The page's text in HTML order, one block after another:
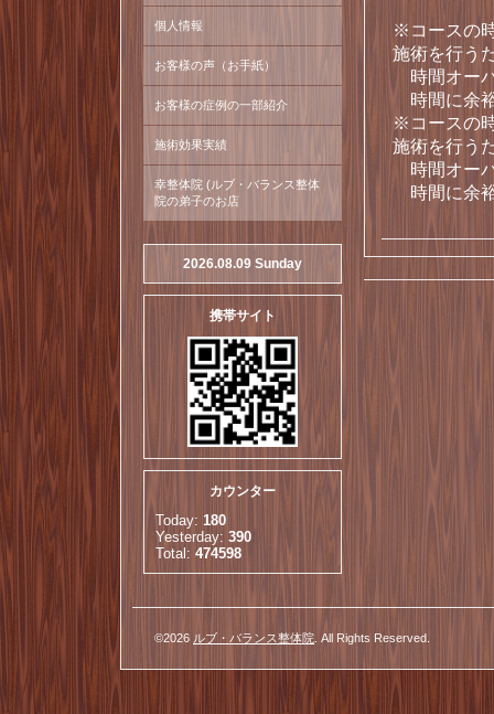
※コースの
施術を行う
時間オー
時間に余
※コースの
施術を行う
時間オー
時間に余
個人情報
お客様の声（お手紙）
お客様の症例の一部紹介
施術効果実績
幸整体院 (ルブ・バランス整体
院の弟子のお店
2026.08.09 Sunday
携帯サイト
カウンター
Today: 180
Yesterday: 390
Total: 474598
©2026 ルブ・バランス整体院 . All Rights Reserved.